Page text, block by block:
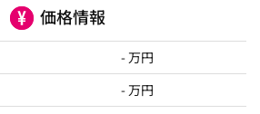
価格情報
- 万円
- 万円